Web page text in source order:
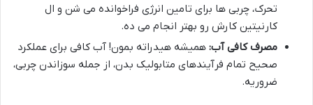
تحرک، چربی ها برای تامین انرژی فراخوانده می شن و ال
کارنیتین کارش رو بهتر انجام می ده.
مصرف کافی آب: همیشه هیدراته بمون! آب کافی برای عملکرد
صحیح تمام فرآیندهای متابولیک بدن، از جمله سوزاندن چربی،
ضروریه.